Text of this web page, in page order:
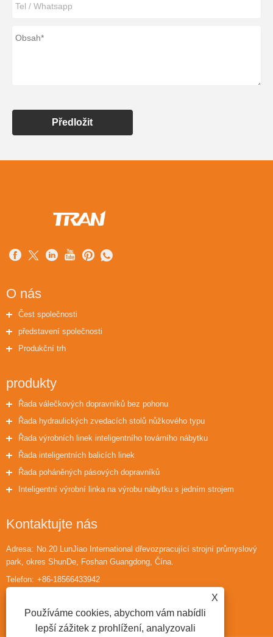
Předložit
O nás
Čest společnosti
představení společnosti
Produkční trh
produkty
Řada válečkových dopravníků bez pohonu
Řada hydraulických zvedacích stolů nůžkového typu
Řada výrobních linek inteligentního továrního nábytku
Řada inteligentních balicích linek
Řada poháněných pásových dopravníků
Inteligentní výrobní linka na výrobu nábytku s jedním strojem
Kontaktujte nás
Adresa: No.20 LunJiao International dřevozpracující strojní průmyslový
park, okres ShunDe, Foshan Guangdong, Čína.
Telefon: +86-18566433942
X
Používáme cookies, abychom vám nabídli
lepší zážitek z prohlížení, analyzovali